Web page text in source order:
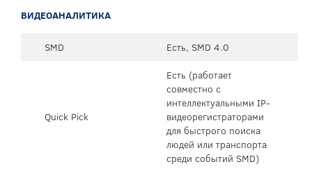
ВИДЕОАНАЛИТИКА
SMD Есть, SMD 4.0
Quick Pick
Есть (работает
совместно с
интеллектуальными IP-
видеорегистраторами
для быстрого поиска
людей или транспорта
среди событий SMD)